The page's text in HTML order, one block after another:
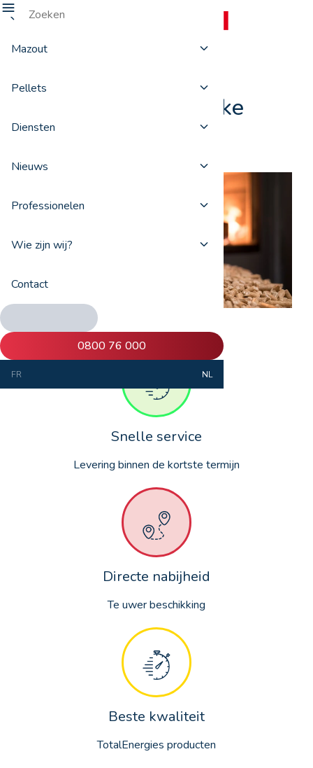
Mazout
Pellets
Diensten
Nieuws
Professionelen
Wie zijn wij?
Contact
0800 76 000
FR NL
Premium pellets, het
comfort van natuurlijke
warmte
Snelle service
Levering binnen de kortste termijn
Directe nabijheid
Te uwer beschikking
Beste kwaliteit
TotalEnergies producten